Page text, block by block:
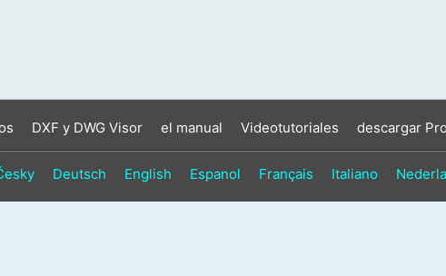
DXF y DWG Visor el manual Videotutoriales descargar
Deutsch English Espanol Français Italiano